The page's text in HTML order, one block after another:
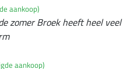
aankoop)
zomer Broek heeft heel veel
aankoop)